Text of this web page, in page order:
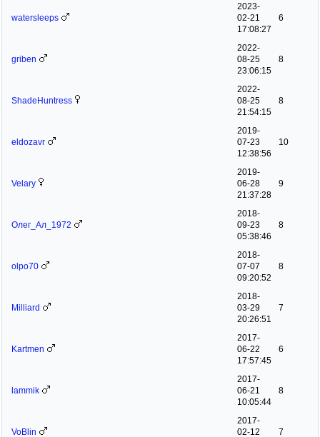
watersleeps
2023-
02-21
17:08:27
6
griben
2022-
08-25
23:06:15
8
ShadeHuntress
2022-
08-25
21:54:15
8
eldozavr
2019-
07-23
12:38:56
10
Velary
2019-
06-28
21:37:28
9
Олег_Ал_1972
2018-
09-23
05:38:46
8
olpo70
2018-
07-07
09:20:52
8
Milliard
2018-
03-29
20:26:51
7
Kartmen
2017-
06-22
17:57:45
6
lammik
2017-
06-21
10:05:44
8
VoBlin
2017-
02-12
7